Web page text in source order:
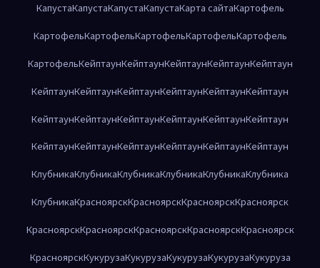
КапустаКапустаКапустаКапустаКарта сайтаКартофель
КартофельКартофельКартофельКартофельКартофель
КартофельКейптаунКейптаунКейптаунКейптаунКейптаун
КейптаунКейптаунКейптаунКейптаунКейптаунКейптаун
КейптаунКейптаунКейптаунКейптаунКейптаунКейптаун
КейптаунКейптаунКейптаунКейптаунКейптаунКейптаун
КлубникаКлубникаКлубникаКлубникаКлубникаКлубника
КлубникаКрасноярскКрасноярскКрасноярскКрасноярск
КрасноярскКрасноярскКрасноярскКрасноярскКрасноярск
КрасноярскКукурузаКукурузаКукурузаКукурузаКукуруза